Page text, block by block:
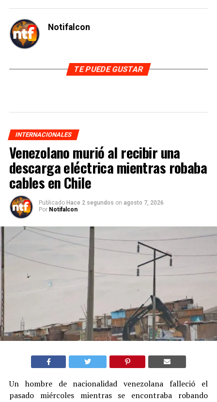
Notifalcon
TE PUEDE GUSTAR
INTERNACIONALES
Venezolano murió al recibir una
descarga eléctrica mientras robaba
cables en Chile
Publicado Hace 2 segundos on agosto 7, 2026
Por Notifalcon
Un hombre de nacionalidad venezolana falleció el
pasado miércoles mientras se encontraba robando